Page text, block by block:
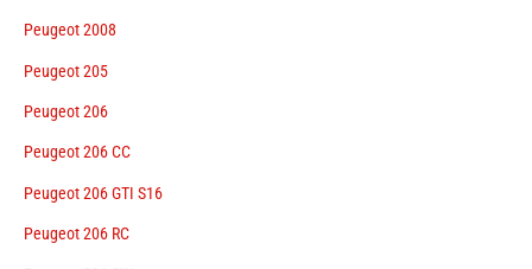
Peugeot 2008
Peugeot 205
Peugeot 206
Peugeot 206 CC
Peugeot 206 GTI S16
Peugeot 206 RC